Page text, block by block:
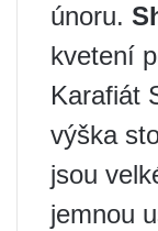
únoru.
kvetení
Karafiát
výška
jsou
jemnou